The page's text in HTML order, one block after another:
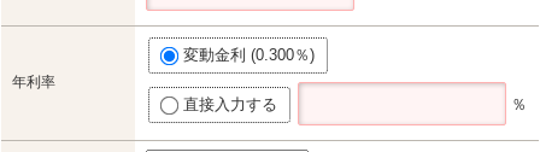
年利率
変動金利 (0.300％)
直接入力する ％